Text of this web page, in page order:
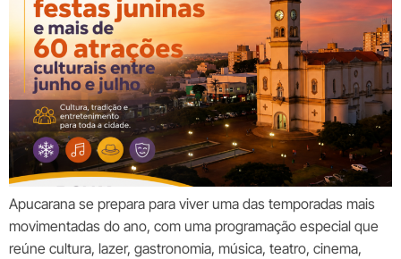
Apucarana se prepara para viver uma das temporadas mais
movimentadas do ano, com uma programação especial que
reúne cultura, lazer, gastronomia, música, teatro, cinema,